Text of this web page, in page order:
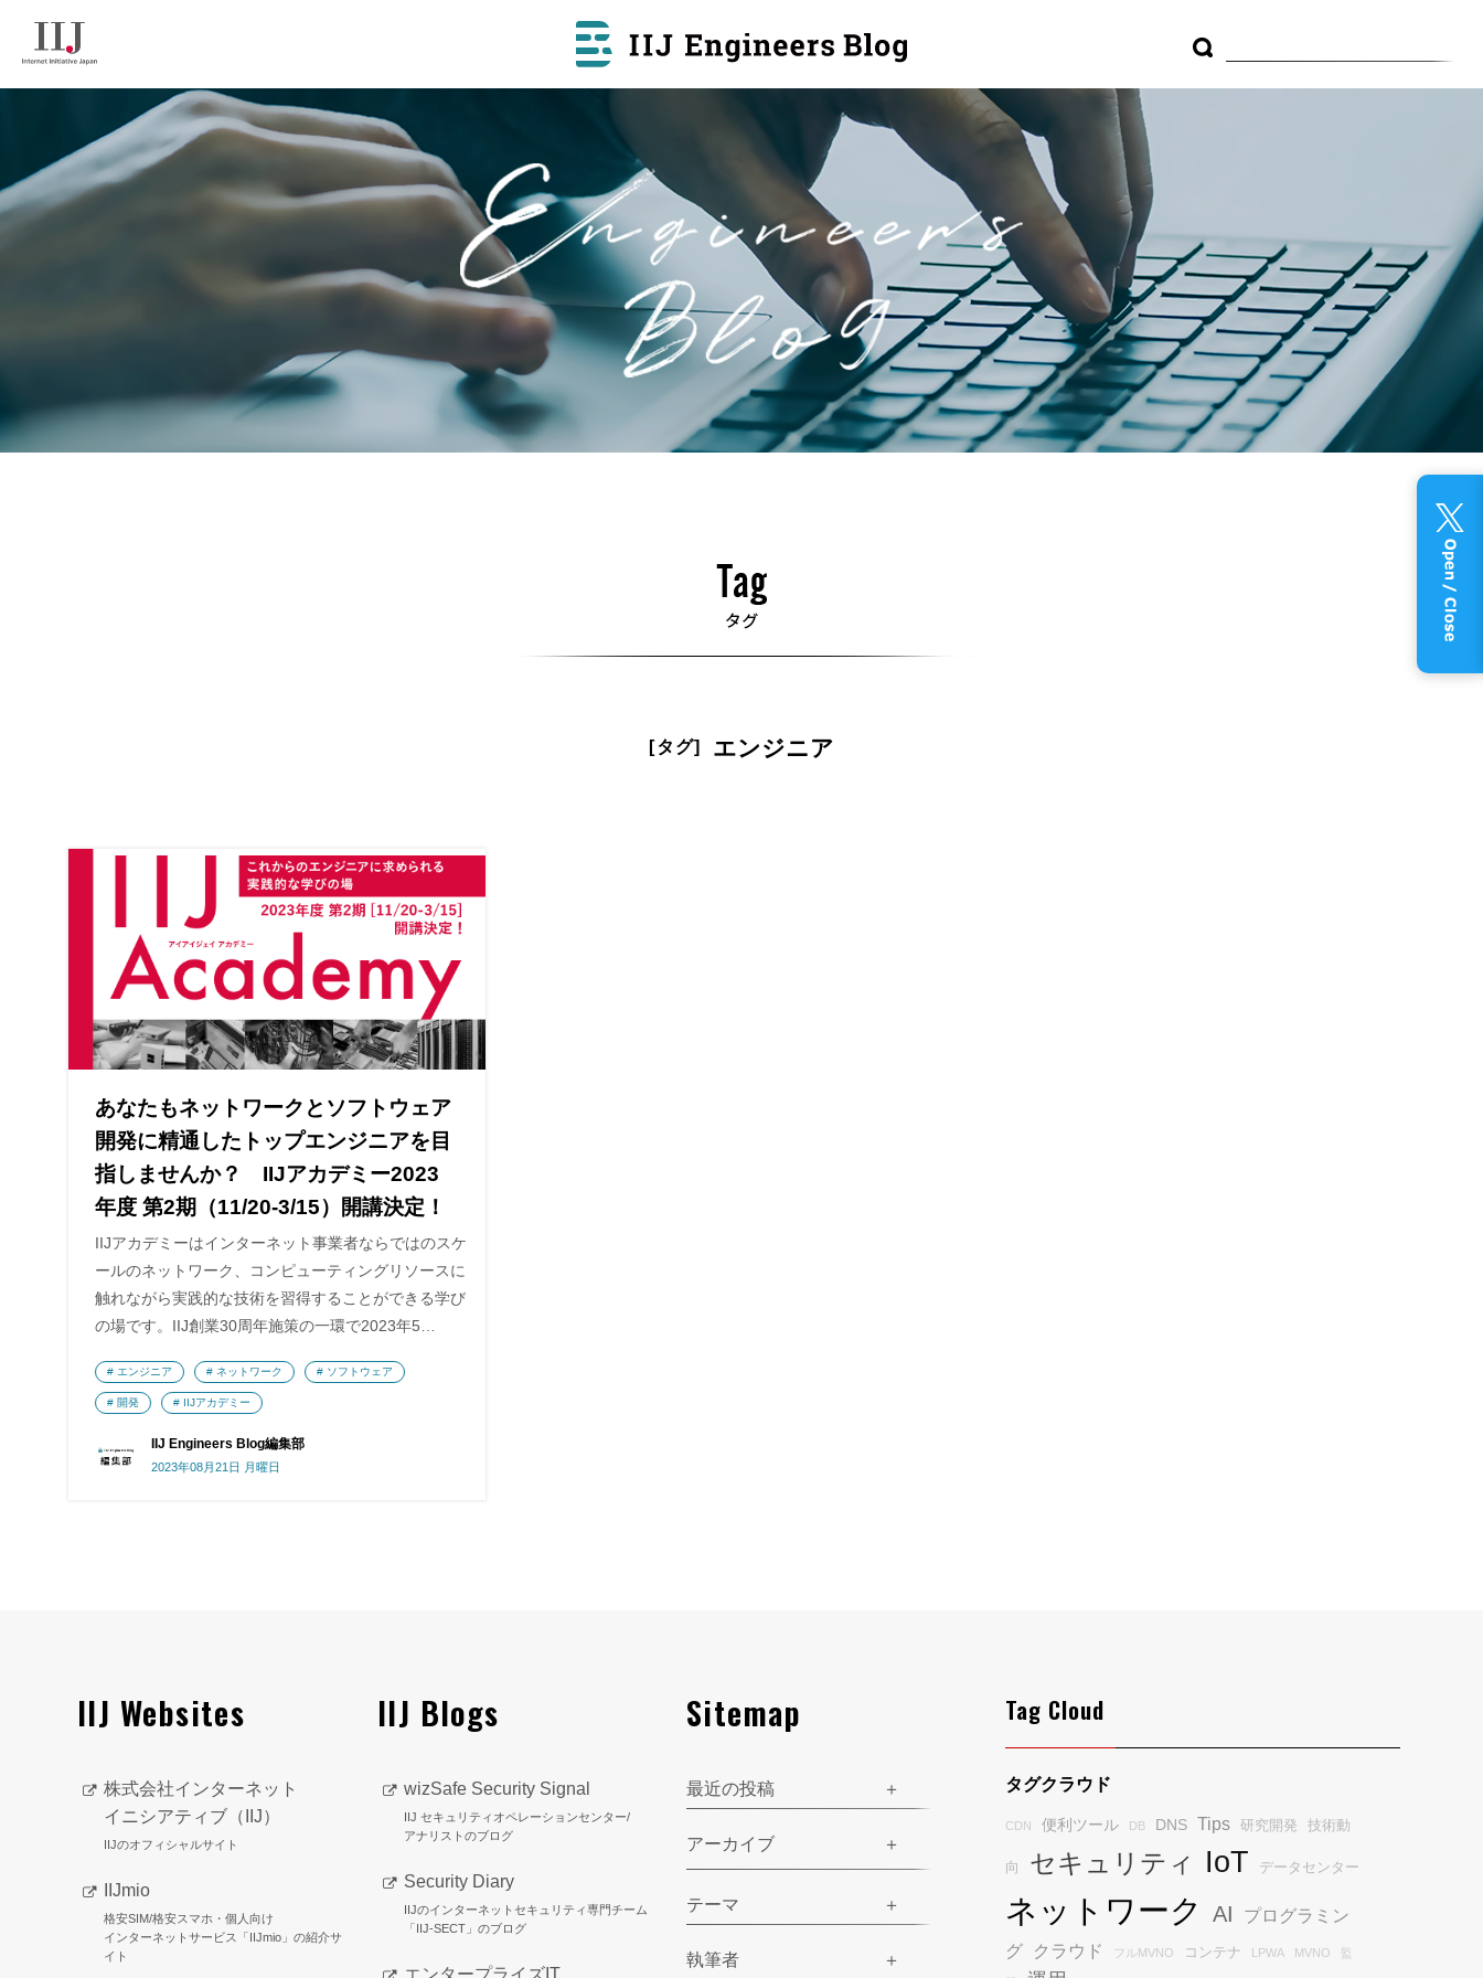
[タグ] エンジニア
あなたもネットワークとソフトウェア
開発に精通したトップエンジニアを目
指しませんか？ IIJアカデミー2023
年度 第2期（11/20-3/15）開講決定！
IIJアカデミーはインターネット事業者ならではのスケ
ールのネットワーク、コンピューティングリソースに
触れながら実践的な技術を習得することができる学び
の場です。IIJ創業30周年施策の一環で2023年5…
IIJ Engineers Blog編集部
2023年08月21日 月曜日
エンジニア ネットワーク ソフトウェア
開発 IIJアカデミー
IIJ Websites
株式会社インターネット
イニシアティブ（IIJ）
IIJのオフィシャルサイト
IIJmio
格安SIM/格安スマホ・個人向け
インターネットサービス「IIJmio」の紹介サ
イト
IIJ Blogs
wizSafe Security Signal
IIJ セキュリティオペレーションセンター/
アナリストのブログ
Security Diary
IIJのインターネットセキュリティ専門チーム
「IIJ-SECT」のブログ
エンタープライズIT
Sitemap
最近の投稿
アーカイブ
テーマ
執筆者
Tag Cloud
タグクラウド
CDN 便利ツール DB DNS Tips 研究開発 技術動
向 セキュリティ IoT データセンター
ネットワーク AI
プログラミン
グ
クラウド フルMVNO コンテナ LPWA MVNO 監